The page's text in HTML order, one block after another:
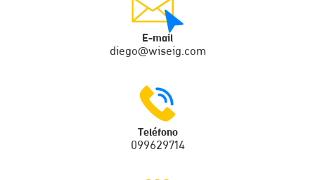
E-mail
diego@wiseig.com
Teléfono
099629714